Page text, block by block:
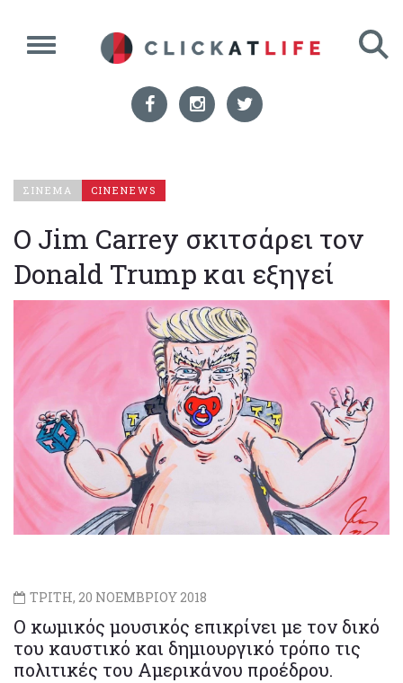
ΣΙΝΕΜΑ CINENEWS
Ο Jim Carrey σκιτσάρει τον
Donald Trump και εξηγεί
ΤΡΙΤΗ, 20 ΝΟΕΜΒΡΙΟΥ 2018
Ο κωμικός μουσικός επικρίνει με τον δικό
του καυστικό και δημιουργικό τρόπο τις
πολιτικές του Αμερικάνου προέδρου.